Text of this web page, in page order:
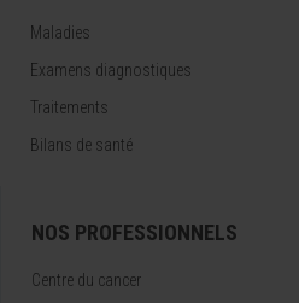
Maladies
Examens diagnostiques
Traitements
Bilans de santé
NOS PROFESSIONNELS
Centre du cancer